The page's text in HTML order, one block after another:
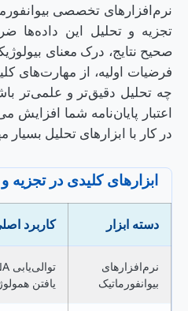
نرم‌افزارهای تخصصی
تجزیه و تحلیل این داده‌ها
صحیح نتایج، درک معنای
فرضیات اولیه، از مهارت‌های
چه تحلیل دقیق‌تر و علمی‌تر
اعتبار پایان‌نامه شما
در کار با ابزارهای تحلیل
ابزارهای کلیدی در تجزیه
دسته ابزار کاربرد
نرم‌افزارهای
بیوانفورماتیک
یافتن